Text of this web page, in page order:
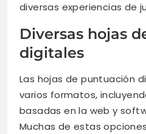
diversas experiencias de
Diversas hojas
digitales
Las hojas de puntuación
varios formatos,
basadas en la web y
Muchas de estas